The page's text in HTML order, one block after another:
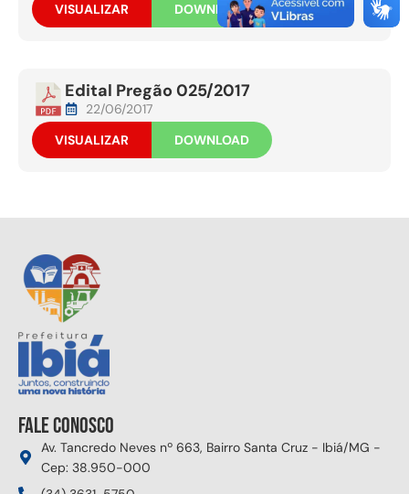
VISUALIZAR
DOWNLOAD
Edital Pregão 025/2017
22/06/2017
VISUALIZAR
DOWNLOAD
Fale conosco
Av. Tancredo Neves nº 663, Bairro Santa Cruz - Ibiá/MG -
Cep: 38.950-000